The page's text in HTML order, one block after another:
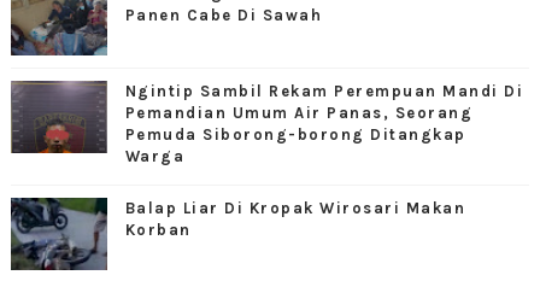
Panen Cabe Di Sawah
Ngintip Sambil Rekam Perempuan Mandi Di
Pemandian Umum Air Panas, Seorang
Pemuda Siborong-borong Ditangkap
Warga
Balap Liar Di Kropak Wirosari Makan
Korban